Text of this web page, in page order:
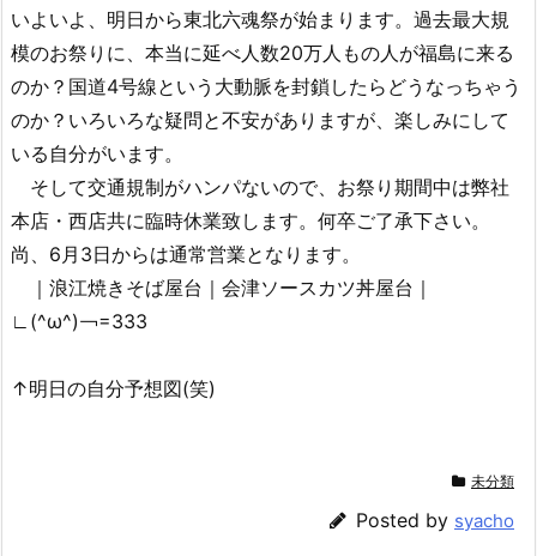
いよいよ、明日から東北六魂祭が始まります。過去最大規
模のお祭りに、本当に延べ人数20万人もの人が福島に来る
のか？国道4号線という大動脈を封鎖したらどうなっちゃう
のか？いろいろな疑問と不安がありますが、楽しみにして
いる自分がいます。
そして交通規制がハンパないので、お祭り期間中は弊社
本店・西店共に臨時休業致します。何卒ご了承下さい。
尚、6月3日からは通常営業となります。
｜浪江焼きそば屋台｜会津ソースカツ丼屋台｜
∟(^ω^)￢=333
↑明日の自分予想図(笑)
未分類
Posted by syacho